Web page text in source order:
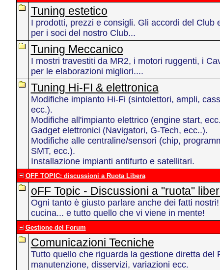
Tuning estetico
I prodotti, prezzi e consigli. Gli accordi del Club
per i soci del nostro Club...
Tuning Meccanico
I mostri travestiti da MR2, i motori ruggenti, i
per le elaborazioni migliori....
Tuning Hi-FI & elettronica
Modifiche impianto Hi-Fi (sintolettori, ampli,
ecc.).
Modifiche all'impianto elettrico (engine start,
Gadget elettronici (Navigatori, G-Tech, ecc..).
Modifiche alle centraline/sensori (chip,
SMT, ecc.).
Installazione impianti antifurto e satellitari.
OFF TOPIC: discussioni a Ruota Libera
oFF Topic - Discussioni a "ruota"
Ogni tanto è giusto parlare anche dei fatti
cucina... e tutto quello che vi viene in mente!
Gestione del Forum
Comunicazioni Tecniche
Tutto quello che riguarda la gestione diretta del
manutenzione, disservizi, variazioni ecc.